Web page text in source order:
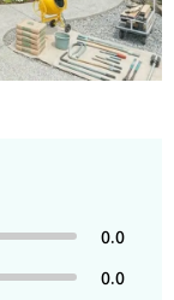
0.0
0.0